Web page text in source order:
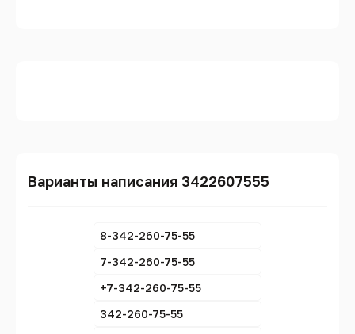
Варианты написания 3422607555
8-342-260-75-55
7-342-260-75-55
+7-342-260-75-55
342-260-75-55